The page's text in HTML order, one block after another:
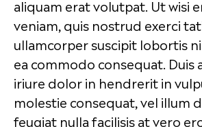
aliquam erat volutpat. Ut wisi
veniam, quis nostrud exerci
ullamcorper suscipit lobortis
ea commodo consequat. Duis
iriure dolor in hendrerit in
molestie consequat, vel illum
feugiat nulla facilisis at vero